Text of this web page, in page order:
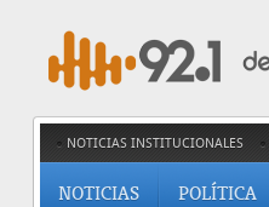
NOTICIAS INSTITUCIONALES
NOTICIAS POLÍTICA